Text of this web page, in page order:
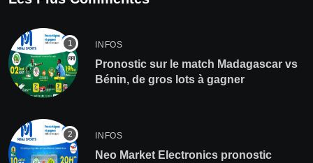
INFOS
Pronostic sur le match Madagascar vs
Bénin, de gros lots à gagner
INFOS
Neo Market Electronics pronostic